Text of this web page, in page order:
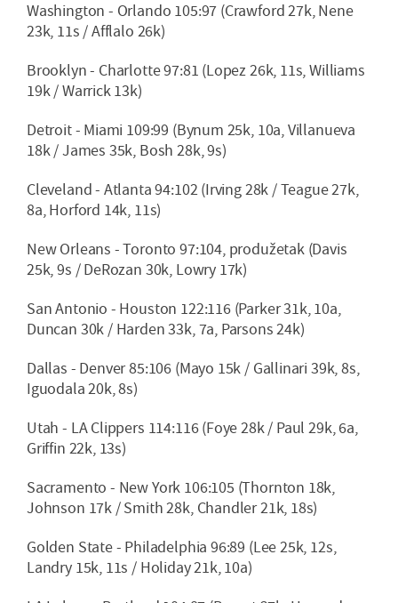
Washington - Orlando 105:97 (Crawford 27k, Nene
23k, 11s / Afflalo 26k)
Brooklyn - Charlotte 97:81 (Lopez 26k, 11s, Williams
19k / Warrick 13k)
Detroit - Miami 109:99 (Bynum 25k, 10a, Villanueva
18k / James 35k, Bosh 28k, 9s)
Cleveland - Atlanta 94:102 (Irving 28k / Teague 27k,
8a, Horford 14k, 11s)
New Orleans - Toronto 97:104, produžetak (Davis
25k, 9s / DeRozan 30k, Lowry 17k)
San Antonio - Houston 122:116 (Parker 31k, 10a,
Duncan 30k / Harden 33k, 7a, Parsons 24k)
Dallas - Denver 85:106 (Mayo 15k / Gallinari 39k, 8s,
Iguodala 20k, 8s)
Utah - LA Clippers 114:116 (Foye 28k / Paul 29k, 6a,
Griffin 22k, 13s)
Sacramento - New York 106:105 (Thornton 18k,
Johnson 17k / Smith 28k, Chandler 21k, 18s)
Golden State - Philadelphia 96:89 (Lee 25k, 12s,
Landry 15k, 11s / Holiday 21k, 10a)